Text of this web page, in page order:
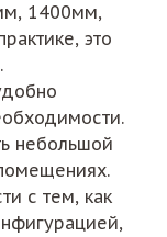
1400мм,
это
небольшой
с тем, как